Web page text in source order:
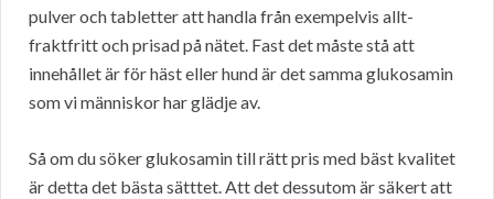
pulver och tabletter att handla från exempelvis allt-
fraktfritt och prisad på nätet. Fast det måste stå att
innehållet är för häst eller hund är det samma glukosamin
som vi människor har glädje av.
Så om du söker glukosamin till rätt pris med bäst kvalitet
är detta det bästa sätttet. Att det dessutom är säkert att